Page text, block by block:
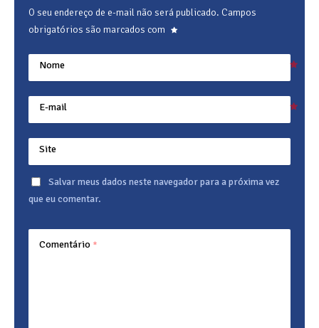
O seu endereço de e-mail não será publicado. Campos
obrigatórios são marcados com
Nome
E-mail
Site
Salvar meus dados neste navegador para a próxima vez
que eu comentar.
Comentário *